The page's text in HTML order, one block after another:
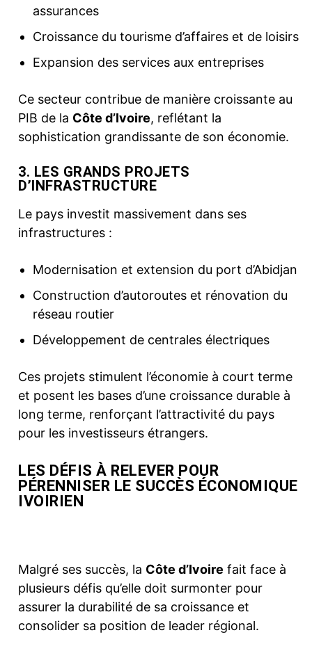
assurances
Croissance du tourisme d’affaires et de loisirs
Expansion des services aux entreprises
Ce secteur contribue de manière croissante au
PIB de la Côte d’Ivoire, reflétant la
sophistication grandissante de son économie.
3. LES GRANDS PROJETS
D’INFRASTRUCTURE
Le pays investit massivement dans ses
infrastructures :
Modernisation et extension du port d’Abidjan
Construction d’autoroutes et rénovation du
réseau routier
Développement de centrales électriques
Ces projets stimulent l’économie à court terme
et posent les bases d’une croissance durable à
long terme, renforçant l’attractivité du pays
pour les investisseurs étrangers.
LES DÉFIS À RELEVER POUR
PÉRENNISER LE SUCCÈS ÉCONOMIQUE
IVOIRIEN
Malgré ses succès, la Côte d’Ivoire fait face à
plusieurs défis qu’elle doit surmonter pour
assurer la durabilité de sa croissance et
consolider sa position de leader régional.